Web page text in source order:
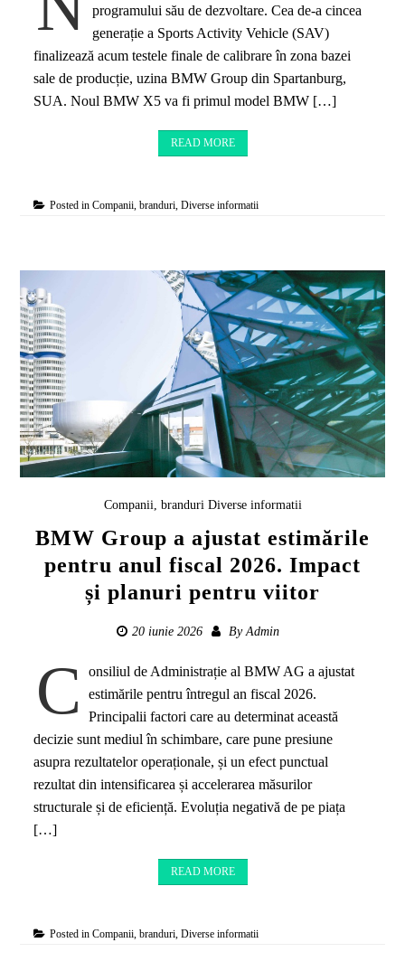
programului său de dezvoltare. Cea de-a cincea
generație a Sports Activity Vehicle (SAV)
finalizează acum testele finale de calibrare în zona bazei
sale de producție, uzina BMW Group din Spartanburg,
SUA. Noul BMW X5 va fi primul model BMW […]
READ MORE
Posted inCompanii, branduri ,Diverse informatii
Companii, branduri Diverse informatii
BMW Group a ajustat estimările
pentru anul fiscal 2026. Impact
și planuri pentru viitor
20 iunie 2026 ByAdmin
C
onsiliul de Administrație al BMW AG a ajustat
estimările pentru întregul an fiscal 2026.
Principalii factori care au determinat această
decizie sunt mediul în schimbare, care pune presiune
asupra rezultatelor operaționale, și un efect punctual
rezultat din intensificarea și accelerarea măsurilor
structurale și de eficiență. Evoluția negativă de pe piața
[…]
READ MORE
Posted inCompanii, branduri,Diverse informatii